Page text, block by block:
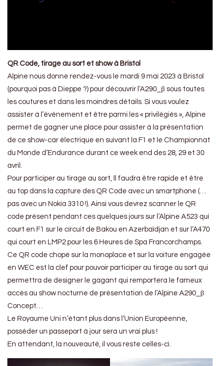
QR Code, tirage au sort et show à Bristol
Alpine nous donne rendez-vous le mardi 9 mai 2023 à Bristol
(pourquoi pas à Dieppe ?) pour découvrir l’A290_β sous toutes
les coutures et dans les moindres détails. Si vous voulez
assister à l’événement et être parmi les « privilégiés », Alpine
permet de gagner une place pour assister à la présentation
de ce show-car électrique en suivant la F1 et le Championnat
du Monde d’Endurance durant ce week end des 28, 29 et 30
avril.
Pour participer au tirage au sort, ll faudra être rapide et être
au top dans la capture des QR Code avec un smartphone (…
pas avec un Nokia 3310 !). Ainsi vous devrez scanner le QR
code présent pendant ces quelques jours sur l’Alpine A523 qui
court en F1 sur le circuit de Bakou en Azerbaïdjan et sur l’A470
qui court en LMP2 pour les 6 Heures de Spa Francorchamps.
Ce QR code chopé sur la monoplace et sur la voiture engagée
en WEC est la clef pour pouvoir participer au tirage au sort qui
permettra de designer le gagant qui remportera le fameux
accès au show nocturne de présentation de l’Alpine A290_β
Concept…
Le Royaume Uni n’étant plus dans l’Union Européenne,
posséder un passeport à jour sera un vrai plus !
En attendant, la nouveauté, il vous reste celles-ci.